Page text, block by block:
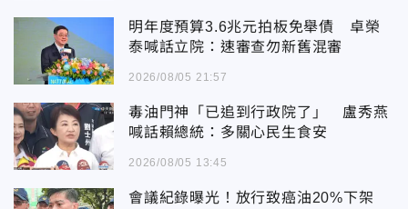
明年度預算3.6兆元拍板免舉債 卓榮
泰喊話立院：速審查勿新舊混審
2026/08/05 21:57
毒油門神「已追到行政院了」 盧秀燕
喊話賴總統：多關心民生食安
2026/08/05 13:45
會議紀錄曝光！放行致癌油20%下架